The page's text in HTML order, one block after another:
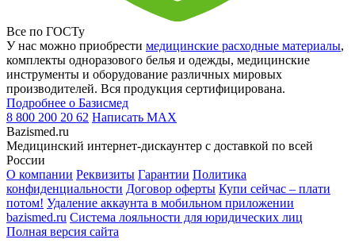
Все по ГОСТу
У нас можно приобрести медицинские расходные материалы,
комплекты одноразового белья и одежды, медицинские
инструменты и оборудование различных мировых
производителей. Вся продукция сертифицирована.
Подробнее о Базисмед
8 800 200 20 62 Написать MAX
Bazismed.ru
Медицинский интернет-дискаунтер с доставкой по всей
России
О компании Реквизиты Гарантии Политика
конфиденциальности Договор оферты Купи сейчас – плати
потом! Удаление аккаунта в мобильном приложении
bazismed.ru Система лояльности для юридических лиц
Полная версия сайта